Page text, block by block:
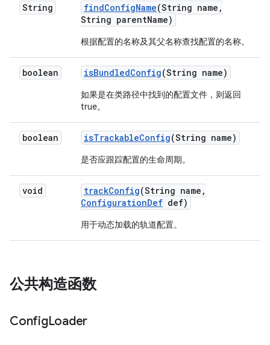
String findConfigName(String name ,
String parentName)
根据配置的名称及其父名称查找配置的名称。
boolean isBundledConfig(String name)
如果是在类路径中找到的配置文件，则返回
true。
boolean isTrackableConfig(String name)
是否应跟踪配置的生命周期。
void trackConfig(String name ,
ConfigurationDef def)
用于动态加载的轨道配置。
公共构造函数
ConfigLoader